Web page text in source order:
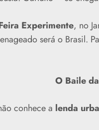
Experimente, no
será o Brasil.
O Baile
conhece a lenda